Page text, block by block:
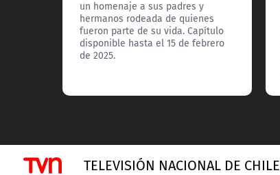
un homenaje a sus padres y
hermanos rodeada de quienes
fueron parte de su vida. Capítulo
disponible hasta el 15 de febrero
de 2025.
TELEVISIÓN NACIONAL DE CHILE